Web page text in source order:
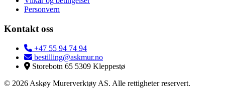
Personvern
Kontakt oss
+47 55 94 74 94
bestilling@askmur.no
Storebotn 65 5309 Kleppestø
© 2026 Askøy Murerverktøy AS. Alle rettigheter reservert.